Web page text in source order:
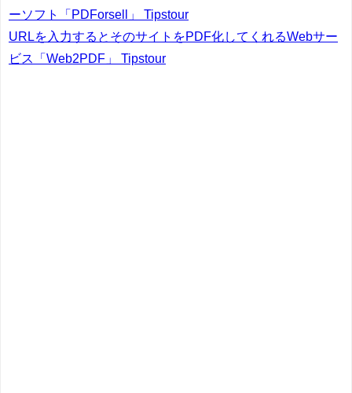
ーソフト「PDForsell」 Tipstour
URLを入力するとそのサイトをPDF化してくれるWebサー
ビス「Web2PDF」 Tipstour